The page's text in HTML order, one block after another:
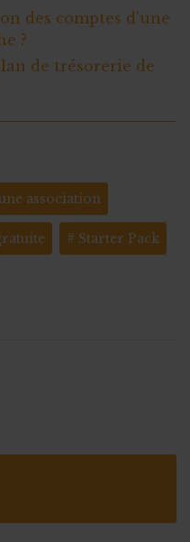
des comptes d'une
?
de trésorerie de
association
Starter Pack